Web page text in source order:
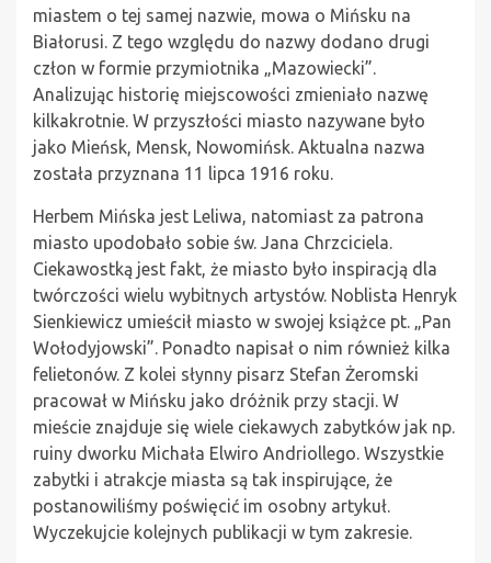
miastem o tej samej nazwie, mowa o Mińsku na
Białorusi. Z tego względu do nazwy dodano drugi
człon w formie przymiotnika „Mazowiecki”.
Analizując historię miejscowości zmieniało nazwę
kilkakrotnie. W przyszłości miasto nazywane było
jako Mieńsk, Mensk, Nowomińsk. Aktualna nazwa
została przyznana 11 lipca 1916 roku.
Herbem Mińska jest Leliwa, natomiast za patrona
miasto upodobało sobie św. Jana Chrzciciela.
Ciekawostką jest fakt, że miasto było inspiracją dla
twórczości wielu wybitnych artystów. Noblista Henryk
Sienkiewicz umieścił miasto w swojej książce pt. „Pan
Wołodyjowski”. Ponadto napisał o nim również kilka
felietonów. Z kolei słynny pisarz Stefan Żeromski
pracował w Mińsku jako dróżnik przy stacji. W
mieście znajduje się wiele ciekawych zabytków jak np.
ruiny dworku Michała Elwiro Andriollego. Wszystkie
zabytki i atrakcje miasta są tak inspirujące, że
postanowiliśmy poświęcić im osobny artykuł.
Wyczekujcie kolejnych publikacji w tym zakresie.